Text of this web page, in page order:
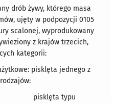
drób żywy, którego masa
ujęty w podpozycji 0105
scalonej, wyprodukowany
z krajów trzecich,
kategorii:
pisklęta jednego z
pisklęta typu